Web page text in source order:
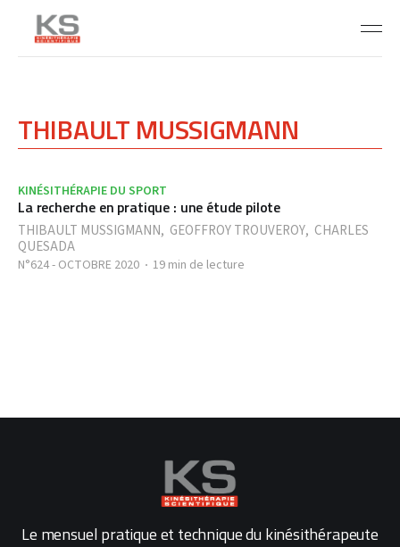
THIBAULT MUSSIGMANN
KINÉSITHÉRAPIE DU SPORT
La recherche en pratique : une étude pilote
THIBAULT MUSSIGMANN, GEOFFROY TROUVEROY, CHARLES
QUESADA
N°624 - OCTOBRE 2020 19 min de lecture
Le mensuel pratique et technique du kinésithérapeute